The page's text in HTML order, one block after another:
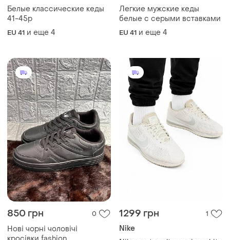
Белые классические кеды
41-45р
EU 41 и еще 4
Легкие мужские кеды
белые с серыми вставками
EU 41 и еще 4
850 грн 0
Нові чорні чоловічі
1299 грн 1
Nike